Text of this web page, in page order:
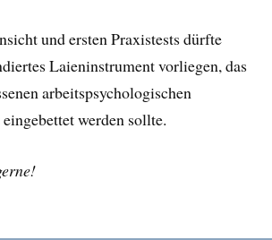
und ersten Praxistests dürfte
Laieninstrument vorliegen, das
arbeitspsychologischen
werden sollte.